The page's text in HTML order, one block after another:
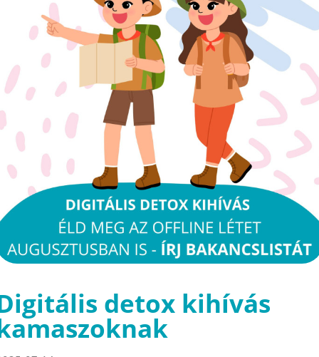
detox kihívás